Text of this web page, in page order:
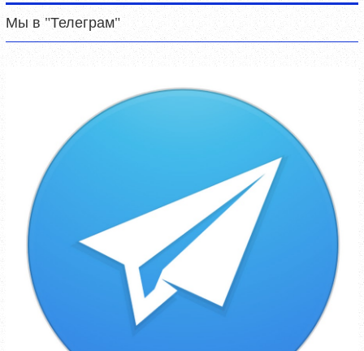
Мы в "Телеграм"